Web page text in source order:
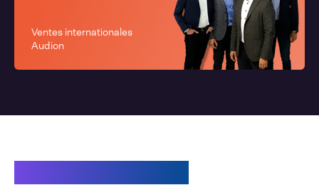
Ventes internationales
Audion